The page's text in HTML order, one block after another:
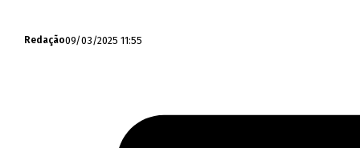
Redação09/03/2025 11:55